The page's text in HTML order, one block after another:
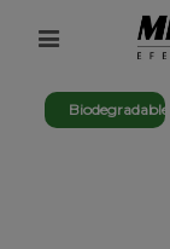
Biodegradable